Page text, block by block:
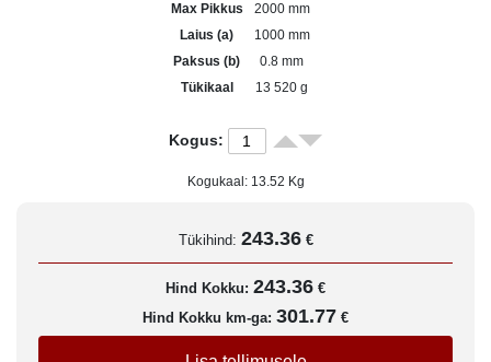
Max Pikkus
2000 mm
Laius (a)
1000 mm
Paksus (b)
0.8 mm
Tükikaal
13 520 g
Kogus:
Kogukaal: 13.52 Kg
Tükihind: 243.36 €
Hind Kokku: 243.36 €
Hind Kokku km-ga: 301.77 €